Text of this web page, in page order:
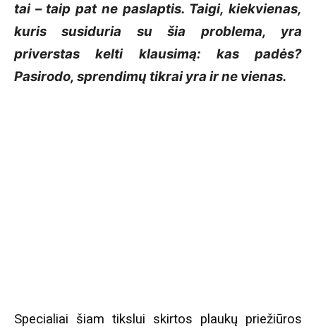
tai – taip pat ne paslaptis. Taigi, kiekvienas,
kuris susiduria su šia problema, yra
priverstas kelti klausimą: kas padės?
Pasirodo, sprendimų tikrai yra ir ne vienas.
Specialiai šiam tikslui skirtos plaukų priežiūros